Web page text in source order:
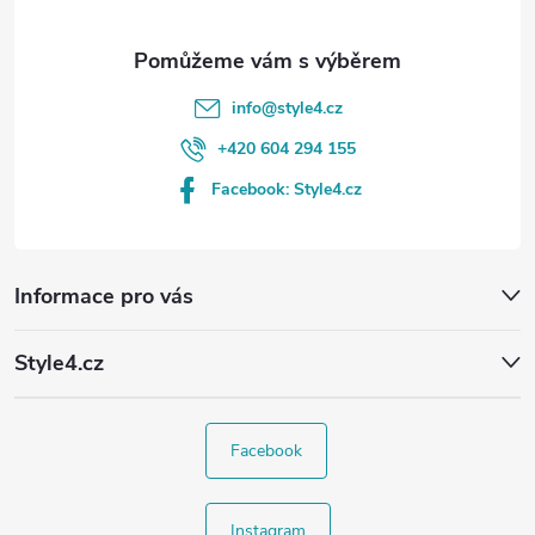
Informace pro vás
Style4.cz
info@style4.cz
+420 604 294 155
Facebook: Style4.cz
Facebook